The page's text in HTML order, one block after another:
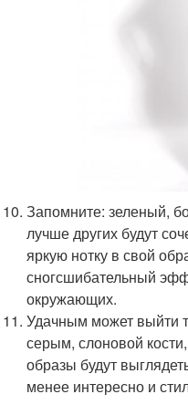
Запомните: зеленый,
лучше других будут
яркую нотку в свой
сногсшибательный
окружающих.
Удачным может выйти
серым, слоновой
образы будут
менее интересно и